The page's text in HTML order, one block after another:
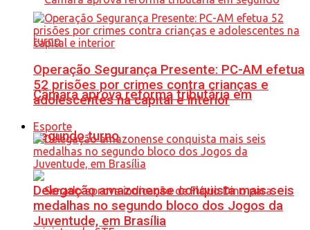
Câmara aprova reforma tributária em
segundo turno
Operação Segurança Presente: PC-AM efetua
52 prisões por crimes contra crianças e
adolescentes na capital e interior
Esporte
Delegação amazonense conquista mais seis
medalhas no segundo bloco dos Jogos da
Juventude, em Brasília